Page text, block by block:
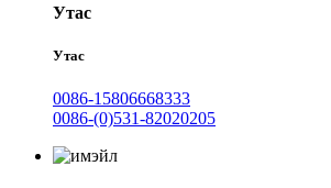
Утас
Утас
0086-15806668333
0086-(0)531-82020205